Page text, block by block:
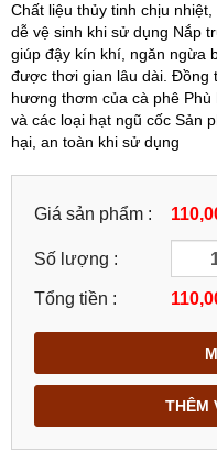
Chất liệu thủy tinh chịu
dễ vệ sinh khi sử dụng Nắp
giúp đậy kín khí, ngăn ngừa
được thơi gian lâu dài.
hương thơm của cà phê
và các loại hạt ngũ cốc Sản
hại, an toàn khi sử dụng
Giá sản phẩm :
Số lượng :
Tổng tiền :
THÊM